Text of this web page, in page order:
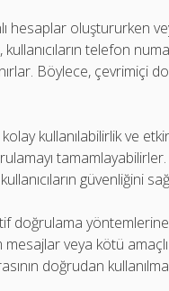
hesaplar oluştururken
telefon
Böylece, çevrimiçi
kullanılabilirlik ve
güvenliğini
doğrulama
veya kötü
doğrudan